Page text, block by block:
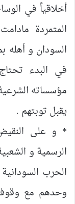
أخلاقياً في
المتمردة
السودان و أهله
في البدء
مؤسساته
يقبل توبتهم .
* و على
الرسمية و
الحرب
وحدهم مع